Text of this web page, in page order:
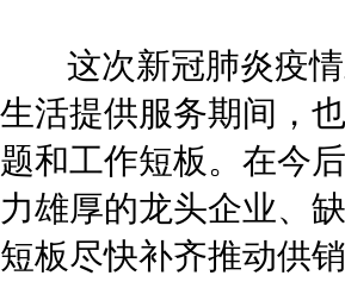
这次新冠肺炎疫情
生活提供服务期间，
题和工作短板。在今
力雄厚的龙头企业、
短板尽快补齐推动供